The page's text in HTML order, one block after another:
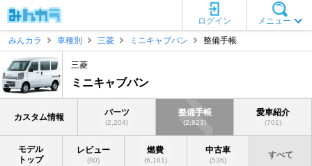
メニュー
ログイン
みんカラ
車種別 三菱 ミニキャブバン 整備手帳
三菱
ミニキャブバン
カスタム情報 パーツ
(2,204)
整備手帳
(2,623)
愛車紹介
(701)
モデル
トップ
レビュー
(80)
燃費
(6,181)
中古車
(536)
すべて